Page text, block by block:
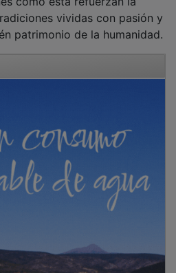
vividas con pasión y
patrimonio de la humanidad.